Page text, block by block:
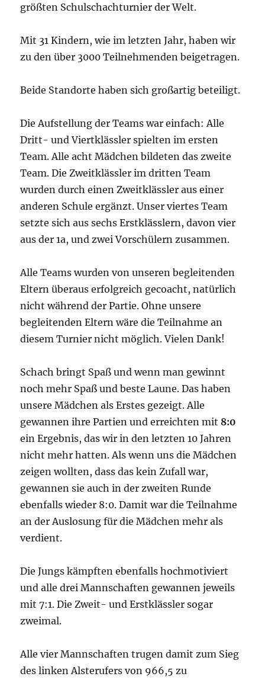
größten Schulschachturnier der Welt.
Mit 31 Kindern, wie im letzten Jahr, haben wir
zu den über 3000 Teilnehmenden beigetragen.
Beide Standorte haben sich großartig beteiligt.
Die Aufstellung der Teams war einfach: Alle
Dritt- und Viertklässler spielten im ersten
Team. Alle acht Mädchen bildeten das zweite
Team. Die Zweitklässler im dritten Team
wurden durch einen Zweitklässler aus einer
anderen Schule ergänzt. Unser viertes Team
setzte sich aus sechs Erstklässlern, davon vier
aus der 1a, und zwei Vorschülern zusammen.
Alle Teams wurden von unseren begleitenden
Eltern überaus erfolgreich gecoacht, natürlich
nicht während der Partie. Ohne unsere
begleitenden Eltern wäre die Teilnahme an
diesem Turnier nicht möglich. Vielen Dank!
Schach bringt Spaß und wenn man gewinnt
noch mehr Spaß und beste Laune. Das haben
unsere Mädchen als Erstes gezeigt. Alle
gewannen ihre Partien und erreichten mit 8:0
ein Ergebnis, das wir in den letzten 10 Jahren
nicht mehr hatten. Als wenn uns die Mädchen
zeigen wollten, dass das kein Zufall war,
gewannen sie auch in der zweiten Runde
ebenfalls wieder 8:0. Damit war die Teilnahme
an der Auslosung für die Mädchen mehr als
verdient.
Die Jungs kämpften ebenfalls hochmotiviert
und alle drei Mannschaften gewannen jeweils
mit 7:1. Die Zweit- und Erstklässler sogar
zweimal.
Alle vier Mannschaften trugen damit zum Sieg
des linken Alsterufers von 966,5 zu